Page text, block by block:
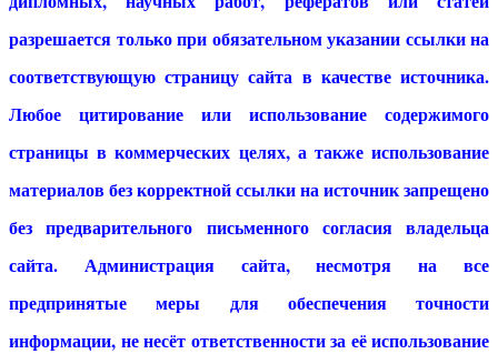
разрешается только при обязательном указании ссылки на
соответствующую страницу сайта в качестве источника.
Любое цитирование или использование содержимого
страницы в коммерческих целях, а также использование
материалов без корректной ссылки на источник запрещено
без предварительного письменного согласия владельца
сайта. Администрация сайта, несмотря на все
предпринятые меры для обеспечения точности
информации, не несёт ответственности за её использование